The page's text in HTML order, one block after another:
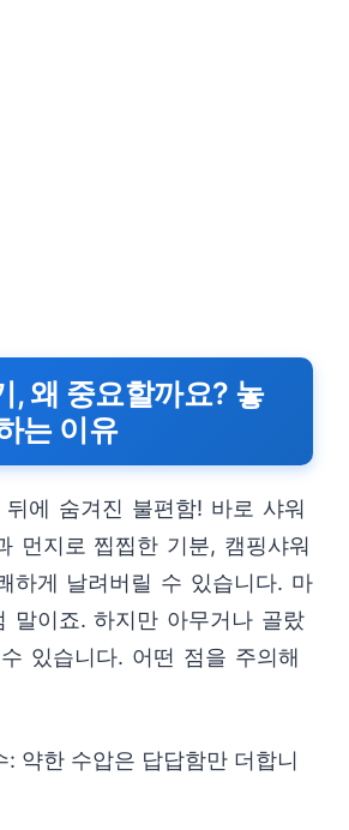
, 왜 중요할까요? 놓
는 이유
에 숨겨진 불편함! 바로 샤워
먼지로 찝찝한 기분, 캠핑샤워
하게 날려버릴 수 있습니다. 마
말이죠. 하지만 아무거나 골랐
있습니다. 어떤 점을 주의해
: 약한 수압은 답답함만 더합니